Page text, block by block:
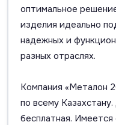
оптимальное
изделия идеально
надежных и
разных отраслях.
Компания «Металон
по всему
бесплатная.